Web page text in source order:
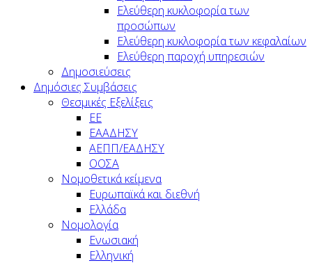
Ελεύθερη κυκλοφορία των
προσώπων
Ελεύθερη κυκλοφορία των κεφαλαίων
Ελεύθερη παροχή υπηρεσιών
Δημοσιεύσεις
Δημόσιες Συμβάσεις
Θεσμικές Εξελίξεις
ΕΕ
ΕΑΑΔΗΣΥ
ΑΕΠΠ/ΕΑΔΗΣΥ
ΟΟΣΑ
Νομοθετικά κείμενα
Ευρωπαϊκά και διεθνή
Ελλάδα
Νομολογία
Ενωσιακή
Ελληνική